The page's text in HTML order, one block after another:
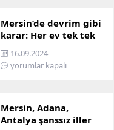
Mersin’de devrim gibi
karar: Her ev tek tek
incelenecek!
16.09.2024
yorumlar kapalı
Mersin, Adana,
Antalya şanssız iller